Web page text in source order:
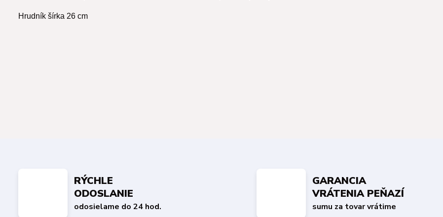
Hrudník šírka 26 cm
RÝCHLE
ODOSLANIE
odosielame do 24 hod.
GARANCIA
VRÁTENIA PEŇAZÍ
sumu za tovar vrátime